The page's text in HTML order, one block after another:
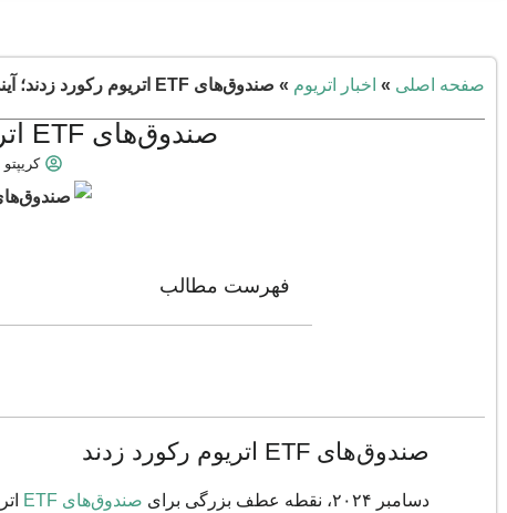
صفحه اصلی » اخبار اتریوم » صندوق‌های ETF اتریوم رکورد زدند؛ آینده قیمت اتریوم
صندوق‌های ETF اتریوم رکورد زدند؛ آینده قیمت اتریوم
کریپتو
فهرست مطالب
صندوق‌های ETF اتریوم رکورد زدند
دسامبر ۲۰۲۴، نقطه عطف بزرگی برای صندوق‌های ETF